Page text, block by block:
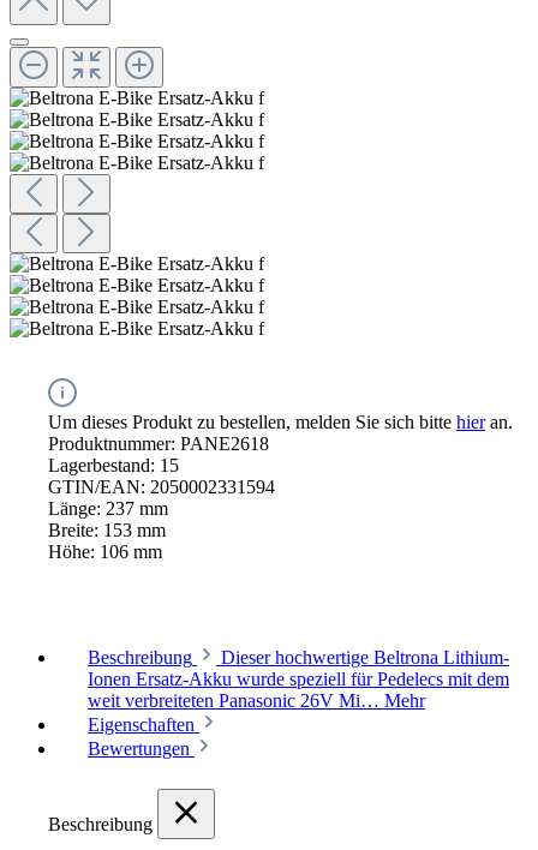
Um dieses Produkt zu bestellen, melden Sie sich bitte hieran.
Produktnummer: PANE2618
Lagerbestand: 15
GTIN/EAN: 2050002331594
Länge: 237 mm
Breite: 153 mm
Höhe: 106 mm
Beschreibung
Dieser hochwertige Beltrona Lithium-
Ionen Ersatz-Akku wurde speziell für Pedelecs mit dem
weit verbreiteten Panasonic 26V Mi… Mehr
Eigenschaften
Bewertungen
Beschreibung